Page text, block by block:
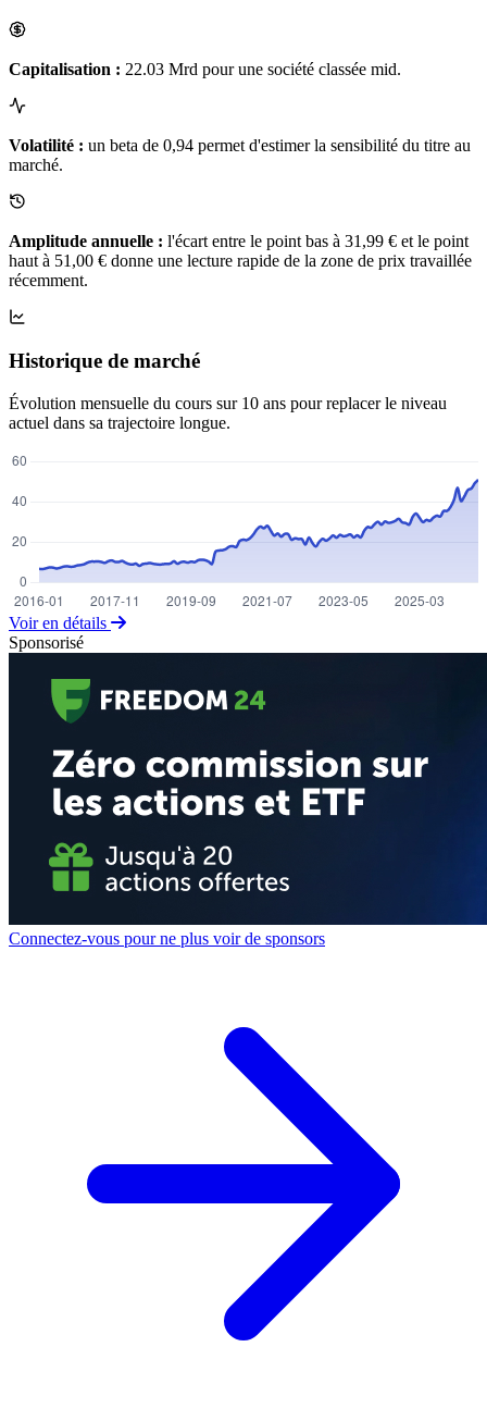
Capitalisation : 22.03 Mrd pour une société classée mid.
Volatilité : un beta de 0,94 permet d'estimer la sensibilité du titre au
marché.
Amplitude annuelle : l'écart entre le point bas à 31,99 € et le point
haut à 51,00 € donne une lecture rapide de la zone de prix travaillée
récemment.
Historique de marché
Évolution mensuelle du cours sur 10 ans pour replacer le niveau
actuel dans sa trajectoire longue.
Voir en détails
Sponsorisé
Connectez-vous pour ne plus voir de sponsors